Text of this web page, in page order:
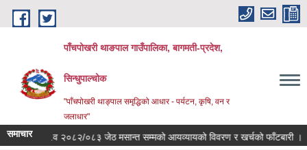
Skip to main content
पाँचपोखरी थाङपाल गाउँपालिका, बागमती-प्रदेश,
सिन्धुपाल्चोक
"पाँचपोखरी थाङ्पाल समृद्धिको आधार - पर्यटन, कृषि, वन र
जलाधार"
समाचारआ.व २०८२/०८३ जेठ मसान्त सम्मको आयव्यायको विवरण र खर्चको फाँटबारी ।